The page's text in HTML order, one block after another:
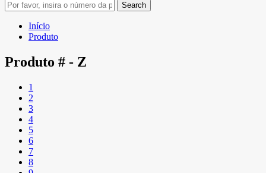
Search
Início
Produto
Produto # - Z
1
2
3
4
5
6
7
8